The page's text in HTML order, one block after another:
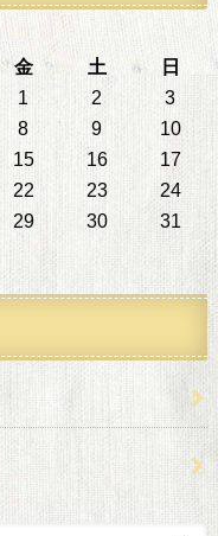
金 土
日
1
2
3
8 9
10
15 16
17
22 23
24
29 30
31